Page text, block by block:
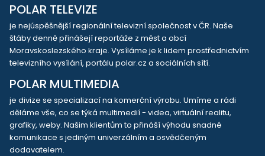
POLAR TELEVIZE
je nejúspěšnější regionální televizní společnost v ČR. Naše
štáby denně přinášejí reportáže z měst a obcí
Moravskoslezského kraje. Vysíláme je k lidem prostřednictvím
televizního vysílání, portálu polar.cz a sociálních sítí.
POLAR MULTIMEDIA
je divize se specializací na komerční výrobu. Umíme a rádi
děláme vše, co se týká multimedií - videa, virtuální realitu,
grafiky, weby. Našim klientům to přináší výhodu snadné
komunikace s jediným univerzálním a osvědčeným
dodavatelem.